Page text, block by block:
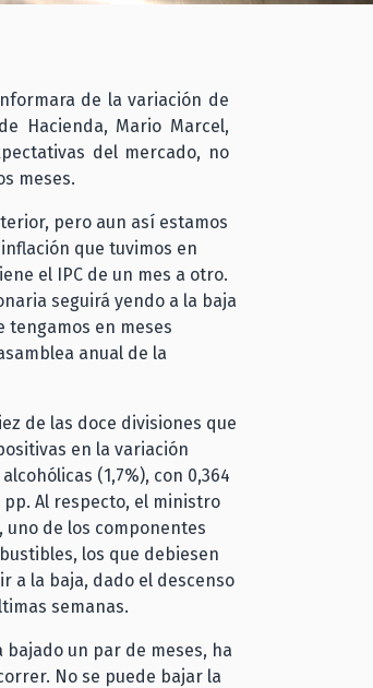
de la variación de
Hacienda, Mario Marcel,
del mercado, no
meses.
pero aun así estamos
que tuvimos en
el IPC de un mes a otro.
seguirá yendo a la baja
tengamos en meses
anual de la
de las doce divisiones que
en la variación
(1,7%), con 0,364
pp. Al respecto, el ministro
de los componentes
los que debiesen
a la baja, dado el descenso
semanas.
un par de meses, ha
No se puede bajar la